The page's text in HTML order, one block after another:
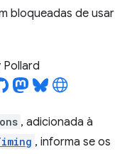
bloqueadas de usar
Pollard
, adicionada à
, informa se os